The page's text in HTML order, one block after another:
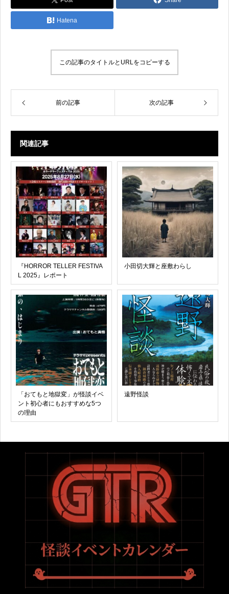
Hatena
この記事のタイトルとURLをコピーする
前の記事 次の記事
関連記事
『HORROR TELLER FESTIVA
L 2025』レポート
小田切大輝と座敷わらし
「おてもと地獄変」が怪談イベ
ント初心者にもおすすめな5つ
の理由
遠野怪談